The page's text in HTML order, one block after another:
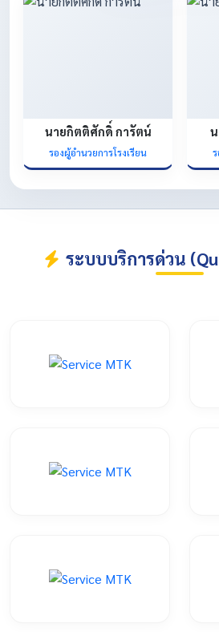
นายกิตติศักดิ์ การัตน์
รองผู้อำนวยการโรงเรียน
ระบบบริการด่วน